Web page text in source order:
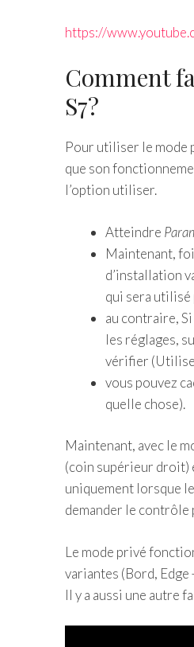
https://
Comment
S7?
Pour utiliser le mode
que son
l’option utiliser.
Atteindre
Maintenant,
d’installation
qui sera
au contraire,
les réglages,
vérifier
vous pouvez
quelle chose).
Maintenant, avec le
(coin supérieur droit)
uniquement lorsque
demander le contrôle
Le mode privé
variantes (Bord, Edge
Il y a aussi une autre